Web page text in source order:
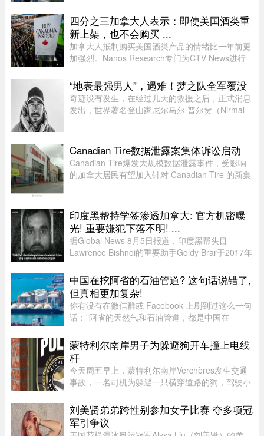
水侵袭以来，该区举行的首次市政委员会会议。居
民表示，自己已经花费数万甚至数十 ...
四分之三加拿大人表示：即使美国酒类重
新上架，也不会购买 ...
加拿大人抵制购买美国酒类产品的情绪比一年前更
加强烈。Nanos Research专门为CTV News进行
大人表示，即使美国酒类重新摆上货架，他们也不
太可能购买。 ...
“地表最强男人”，遇难！梦之队全军覆没
奇迹没有发生，在经过几天的救援之后，正式消息
发出，世界著名登山家尼尔马尔·普尔贾（Nirmal
月2日，巴基斯坦阿尔卑斯俱 ...
Canadian Tire数据泄露案集体诉讼启动
Canadian Tire爆发大规模数据泄露事件，受影响
的加拿大居民有望加入针对 Canadian Tire 的新集
数据泄露影响的 Canadian ...
印度黑帮持学签渗透加拿大: 官方机密曝
光! 重要嫌犯下落不明! ...
据Global News 8月5日报道，印度黑帮头目
Lawrence Bishnoi的重要助手Goldy Brar于2017年
Thompson Rivers University就读。但记录显示，
目前“无法确认”他是否真的上过课。实 ...
中国在挖阿省的石油管道? 这句话说错了,
但真相更加复杂!
你有没有在微信群或 Facebook 上刷到过这么一句
话："阿省的天然气和石油管道，都是中国在
片，看起来"有图有真相"。那它到底是不是真的？
答案很简单：不准确，甚至可以说 ...
蒙特利尔南岸男子为躲避狗开车撞上电线
杆
今天周五早上，蒙特利尔南岸Verchères发生交通
事故，一名司机为躲避一只横穿道路的狗，驾驶小
故发生在上午7点左右，受影响路段位于Saint-
Alexandre街与Calixa-Lavallé ...
刘美贤弟弟跨性别参加女子比赛 夺多项冠
军引争议